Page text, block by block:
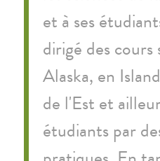
et à ses
dirigé des
Alaska, en
de l'Est et
étudiants par